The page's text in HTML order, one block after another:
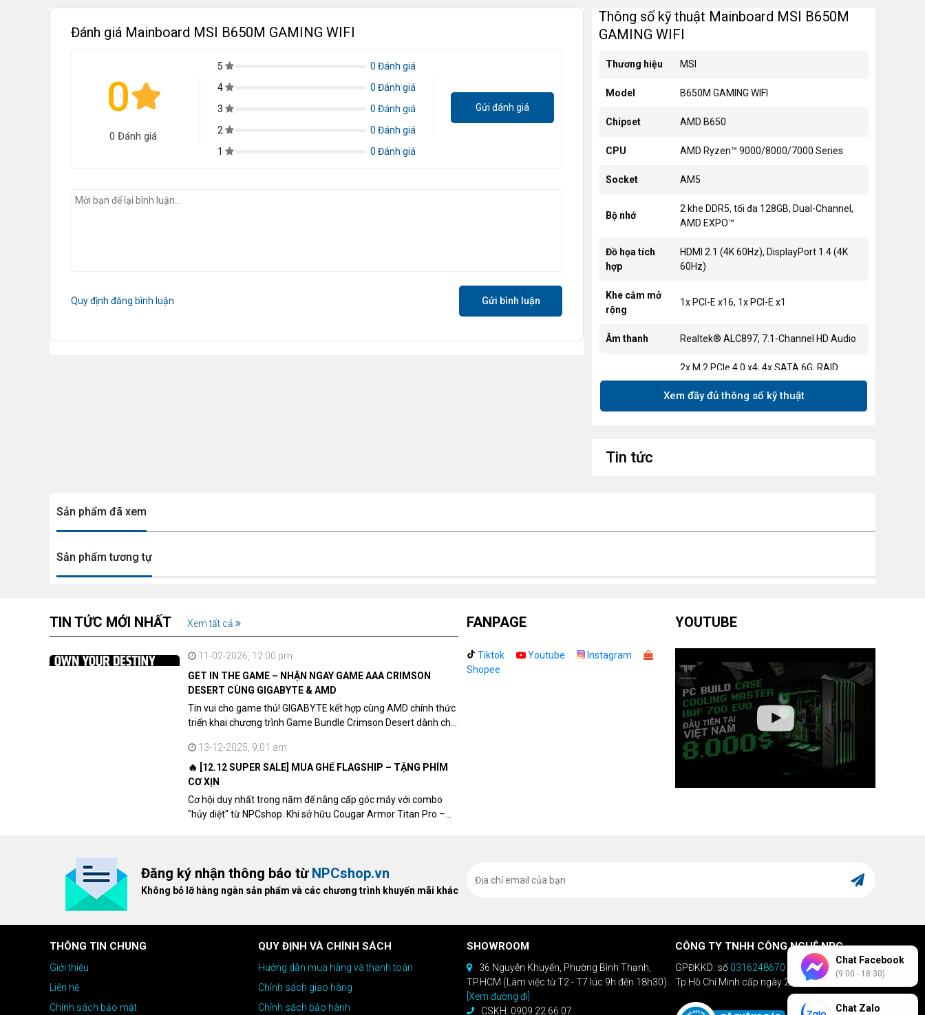
Đánh giá Mainboard MSI B650M GAMING WIFI
0
0 Đánh giá
5
0 Đánh giá
4
0 Đánh giá
3
0 Đánh giá
2
0 Đánh giá
1
0 Đánh giá
Gửi đánh giá
Quy định đăng bình luận Gửi bình luận
Thông số kỹ thuật Mainboard MSI B650M
GAMING WIFI
Thương hiệu MSI
Model B650M GAMING WIFI
Chipset AMD B650
CPU AMD Ryzen™ 9000/8000/7000 Series
Socket AM5
Bộ nhớ
2 khe DDR5, tối đa 128GB, Dual-Channel,
AMD EXPO™
Đồ họa tích
hợp
HDMI 2.1 (4K 60Hz), DisplayPort 1.4 (4K
60Hz)
Khe cắm mở
rộng
1x PCI-E x16, 1x PCI-E x1
Âm thanh Realtek® ALC897, 7.1-Channel HD Audio
2x M.2 PCIe 4.0 x4, 4x SATA 6G, RAID
0/1/10
USB 10 cổng USB (Type-A, Type-C, 2.0, 5Gbps)
Xem đầy đủ thông số kỹ thuật
Tin tức
Sản phẩm đã xem
Sản phẩm tương tự
TIN TỨC MỚI NHẤT Xem tất cả
11-02-2026, 12:00 pm
GET IN THE GAME – NHẬN NGAY GAME AAA CRIMSON
DESERT CÙNG GIGABYTE & AMD
Tin vui cho game thủ! GIGABYTE kết hợp cùng AMD chính thức
triển khai chương trình Game Bundle Crimson Desert dành cho
13-12-2025, 9:01 am
🔥 [12.12 SUPER SALE] MUA GHẾ FLAGSHIP – TẶNG PHÍM
CƠ XỊN
Cơ hội duy nhất trong năm để nâng cấp góc máy với combo
"hủy diệt" từ NPCshop. Khi sở hữu Cougar Armor Titan Pro –
FANPAGE
Tiktok Youtube
Instagram
Shopee
YOUTUBE
Đăng ký nhận thông báo từ NPCshop.vn
Không bỏ lỡ hàng ngàn sản phẩm và các chương trình khuyến mãi khác
THÔNG TIN CHUNG
Giới thiệu
Liên hệ
Chính sách bảo mật
QUY ĐỊNH VÀ CHÍNH SÁCH
Hướng dẫn mua hàng và thanh toán
Chính sách giao hàng
Chính sách bảo hành
SHOWROOM
36 Nguyễn Khuyến, Phường Bình Thạnh,
TP.HCM (Làm việc từ T2 - T7 lúc 9h đến 18h30)
[Xem đường đi]
CSKH: 0909.22.66.07
CÔNG TY TNHH CÔNG NGHỆ NPC
GPĐKKD: số 0316248670 do Sở KHĐT
Tp.Hồ Chí Minh cấp ngày 28/04/2020
Chat Facebook
(9:00 - 18:30)
Chat Zalo